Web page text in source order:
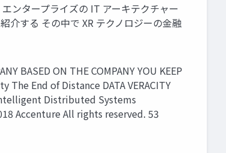
ンタープライズの IT アーキテクチャー
介する その中で XR テクノロジーの金融
BASED ON THE COMPANY YOU KEEP
The End of Distance DATA VERACITY
Distributed Systems
Accenture All rights reserved. 53